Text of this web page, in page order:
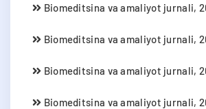
Biomeditsina va amaliyot jurnali,
Biomeditsina va amaliyot jurnali,
Biomeditsina va amaliyot jurnali,
Biomeditsina va amaliyot jurnali,